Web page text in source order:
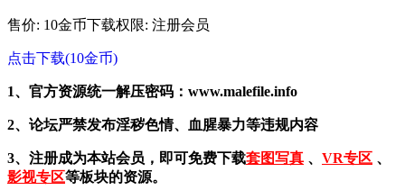
售价: 10金币下载权限: 注册会员
点击下载(10金币)
1、官方资源统一解压密码：www.malefile.info
2、论坛严禁发布淫秽色情、血腥暴力等违规内容
3、注册成为本站会员，即可免费下载套图写真 、 VR专区 、
影视专区等板块的资源。